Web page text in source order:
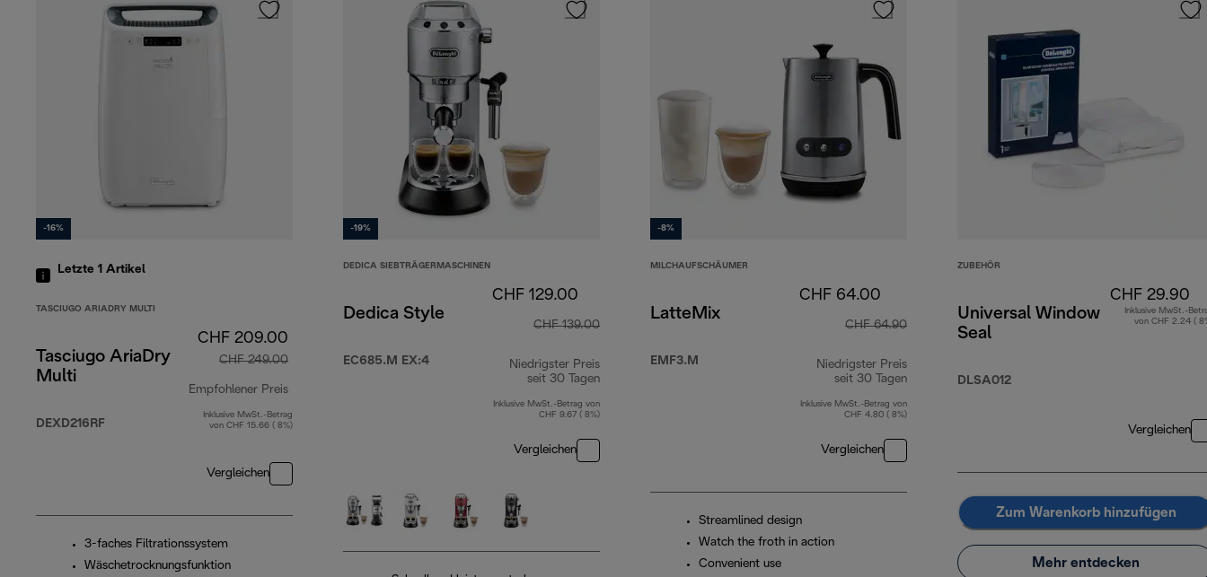
-16%
Letzte 1 Artikel
TASCIUGO ARIADRY MULTI
Tasciugo AriaDry
Multi
DEXD216RF
CHF 209.00
CHF 249.00
Empfohlener Preis
Originalpreis CHF 249.00
Inklusive MwSt.-Betrag
von CHF 15.66 ( 8%)
Vergleichen
3-faches Filtrationssystem
Wäschetrocknungsfunktion
-19%
DEDICA SIEBTRÄGERMASCHINEN
Dedica Style
EC685.M EX:4
CHF 129.00
CHF 139.00
Niedrigster Preis
seit 30 Tagen
Inklusive MwSt.-Betrag von
CHF 9.67 ( 8%)
Vergleichen
-8%
MILCHAUFSCHÄUMER
LatteMix
EMF3.M
CHF 64.00
CHF 64.90
Niedrigster Preis
seit 30 Tagen
Inklusive MwSt.-Betrag von
CHF 4.80 ( 8%)
Vergleichen
Streamlined design
Watch the froth in action
Convenient use
ZUBEHÖR
Universal Window
Seal
DLSA012
CHF 29.90
Inklusive MwSt.-
von CHF 2.24 (
Vergleichen
Zum Warenkorb hinzufügen
Mehr entdecken